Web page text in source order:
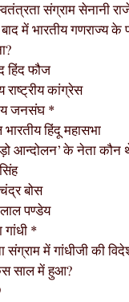
संग्राम सेनानी
में भारतीय गणराज्य के
फौज
राष्ट्रीय कांग्रेस
जनसंघ *
हिंदू महासभा
आन्दोलन’ के नेता कौन
बोस
पण्डेय
गांधी *
संग्राम में गांधीजी की
साल में हुआ?